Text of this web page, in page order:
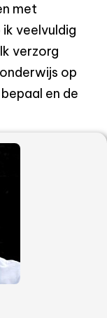
met
veelvuldig
verzorg
op
en de